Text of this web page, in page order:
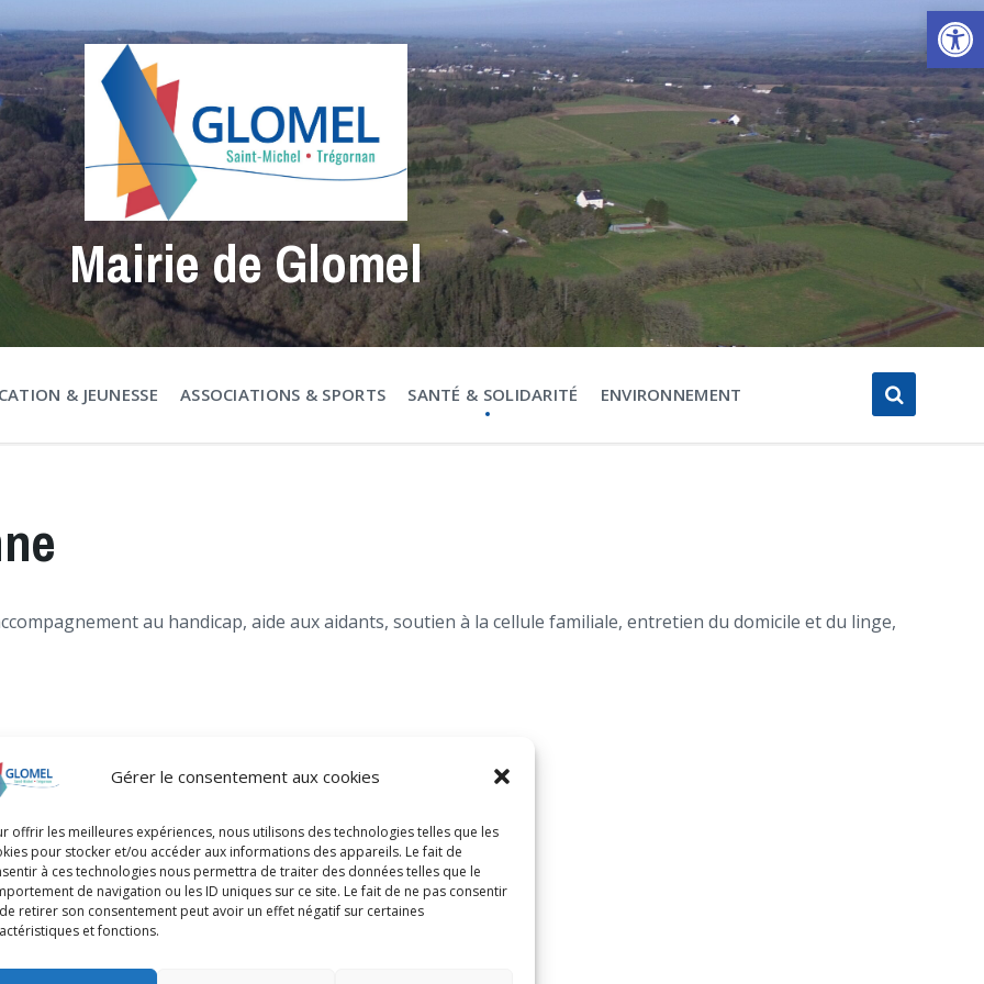
Ouvrir la barre d’outils
Gérer le consentement aux cookies
offrir les meilleures expériences, nous utilisons des technologies telles que les
pour stocker et/ou accéder aux informations des appareils. Le fait de
à ces technologies nous permettra de traiter des données telles que le
de navigation ou les ID uniques sur ce site. Le fait de ne pas consentir
retirer son consentement peut avoir un effet négatif sur certaines
et fonctions.
Mairie de Glomel
& JEUNESSE ASSOCIATIONS & SPORTS SANTÉ & SOLIDARITÉ ENVIRONNEMENT
au handicap, aide aux aidants, soutien à la cellule familiale, entretien du domicile et du linge,